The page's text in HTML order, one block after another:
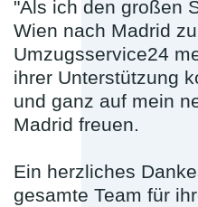
"Als ich den großen
Wien nach Madrid
Umzugsservice24
ihrer Unterstützung
und ganz auf mein
Madrid freuen.
Ein herzliches
gesamte Team für